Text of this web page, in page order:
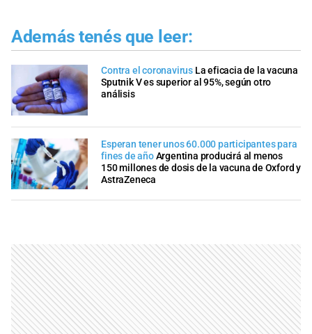
Además tenés que leer:
Contra el coronavirus La eficacia de la vacuna
Sputnik V es superior al 95%, según otro
análisis
Esperan tener unos 60.000 participantes para
fines de añoArgentina producirá al menos
150 millones de dosis de la vacuna de Oxford y
AstraZeneca